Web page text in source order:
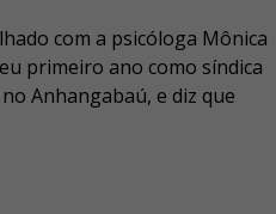
com a psicóloga Mônica
primeiro ano como síndica
Anhangabaú, e diz que